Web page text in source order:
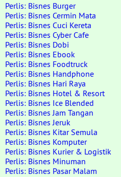
Perlis: Bisnes Burger
Perlis: Bisnes Cermin Mata
Perlis: Bisnes Cuci Kereta
Perlis: Bisnes Cyber Cafe
Perlis: Bisnes Dobi
Perlis: Bisnes Ebook
Perlis: Bisnes Foodtruck
Perlis: Bisnes Handphone
Perlis: Bisnes Hari Raya
Perlis: Bisnes Hotel & Resort
Perlis: Bisnes Ice Blended
Perlis: Bisnes Jam Tangan
Perlis: Bisnes Jeruk
Perlis: Bisnes Kitar Semula
Perlis: Bisnes Komputer
Perlis: Bisnes Kurier & Logistik
Perlis: Bisnes Minuman
Perlis: Bisnes Pasar Malam